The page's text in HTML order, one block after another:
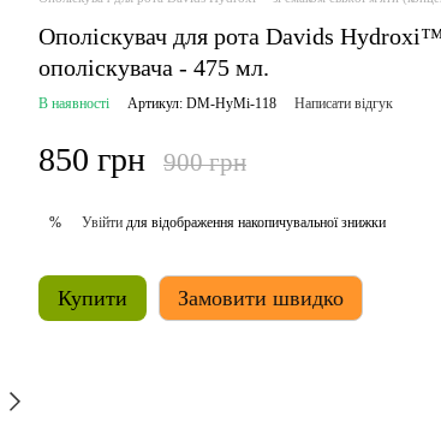
Ополіскувач для рота Davids
ополіскувача - 475 мл.
В наявності Артикул: DM-HyMi-118 Написати відгук
850 грн 900 грн
% Увійти для відображення накопичувальної знижки
Купити Замовити швидко